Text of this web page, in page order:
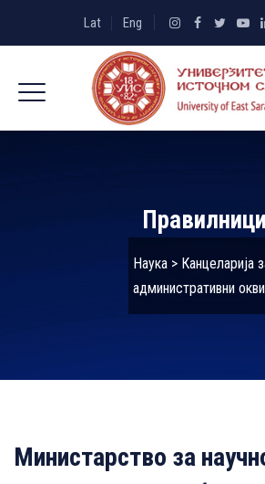
Lat Eng
Правилници
Наука> Канцеларија
административни
Министарство за